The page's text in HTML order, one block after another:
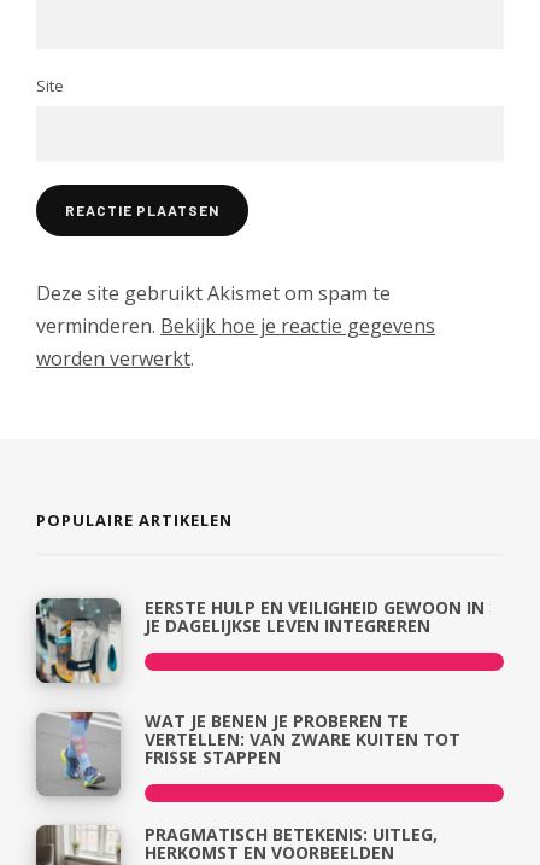
Site
Deze site gebruikt Akismet om spam te
verminderen. Bekijk hoe je reactie gegevens
worden verwerkt.
POPULAIRE ARTIKELEN
EERSTE HULP EN VEILIGHEID GEWOON IN
JE DAGELIJKSE LEVEN INTEGREREN
WAT JE BENEN JE PROBEREN TE
VERTELLEN: VAN ZWARE KUITEN TOT
FRISSE STAPPEN
PRAGMATISCH BETEKENIS: UITLEG,
HERKOMST EN VOORBEELDEN